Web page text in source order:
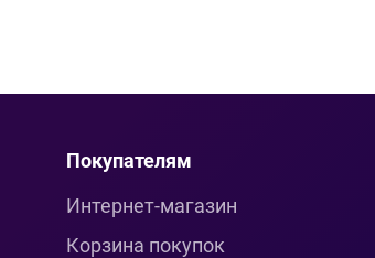
Покупателям
Интернет-магазин
Корзина покупок